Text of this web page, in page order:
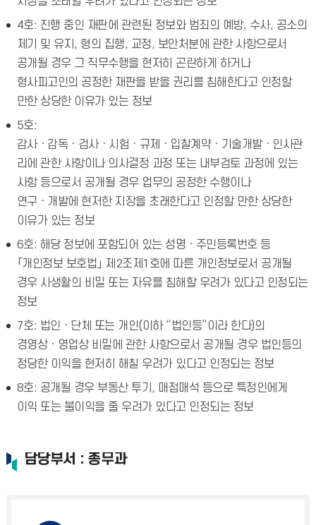
4호: 진행 중인 재판에 관련된 정보와 범죄의 예방, 수사, 공소의
제기 및 유지, 형의 집행, 교정, 보안처분에 관한 사항으로서
공개될 경우 그 직무수행을 현저히 곤란하게 하거나
형사피고인의 공정한 재판을 받을 권리를 침해한다고 인정할
만한 상당한 이유가 있는 정보
5호:
감사ㆍ감독ㆍ검사ㆍ시험ㆍ규제ㆍ입찰계약ㆍ기술개발ㆍ인사관
리에 관한 사항이나 의사결정 과정 또는 내부검토 과정에 있는
사항 등으로서 공개될 경우 업무의 공정한 수행이나
연구ㆍ개발에 현저한 지장을 초래한다고 인정할 만한 상당한
이유가 있는 정보
6호: 해당 정보에 포함되어 있는 성명ㆍ주민등록번호 등
「개인정보 보호법」 제2조제1호에 따른 개인정보로서 공개될
경우 사생활의 비밀 또는 자유를 침해할 우려가 있다고 인정되는
정보
7호: 법인ㆍ단체 또는 개인(이하 “법인등”이라 한다)의
경영상ㆍ영업상 비밀에 관한 사항으로서 공개될 경우 법인등의
정당한 이익을 현저히 해칠 우려가 있다고 인정되는 정보
8호: 공개될 경우 부동산 투기, 매점매석 등으로 특정인에게
이익 또는 불이익을 줄 우려가 있다고 인정되는 정보
담당부서 : 총무과